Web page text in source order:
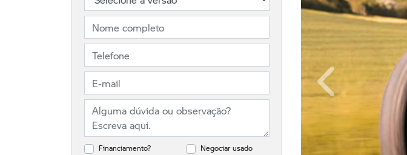
Financiamento? Negociar usado
Anterior